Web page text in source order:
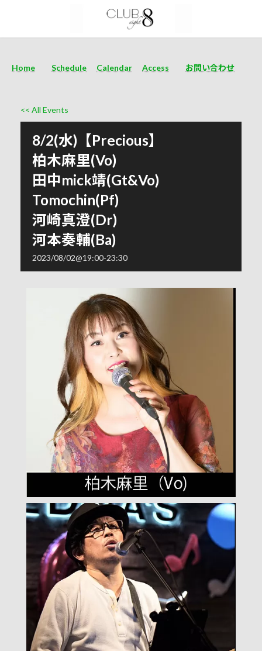
Home Schedule Calendar Access お問い合わせ
<< All Events
8/2(水)【Precious】
柏木麻里(Vo)
田中mick靖(Gt&Vo)
Tomochin(Pf)
河崎真澄(Dr)
河本奏輔(Ba)
2023/08/02@19:00-23:30